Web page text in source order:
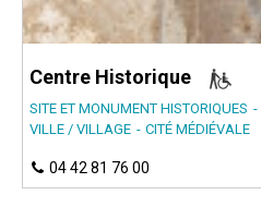
Centre Historique
SITE ET MONUMENT HISTORIQUES
VILLE / VILLAGE
CITÉ MÉDIÉVALE
04 42 81 76 00